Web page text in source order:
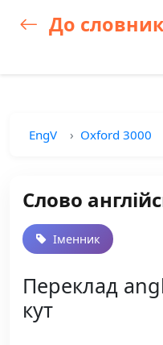
До
EngV Oxford 3000
Слово
Іменник
Переклад
кут